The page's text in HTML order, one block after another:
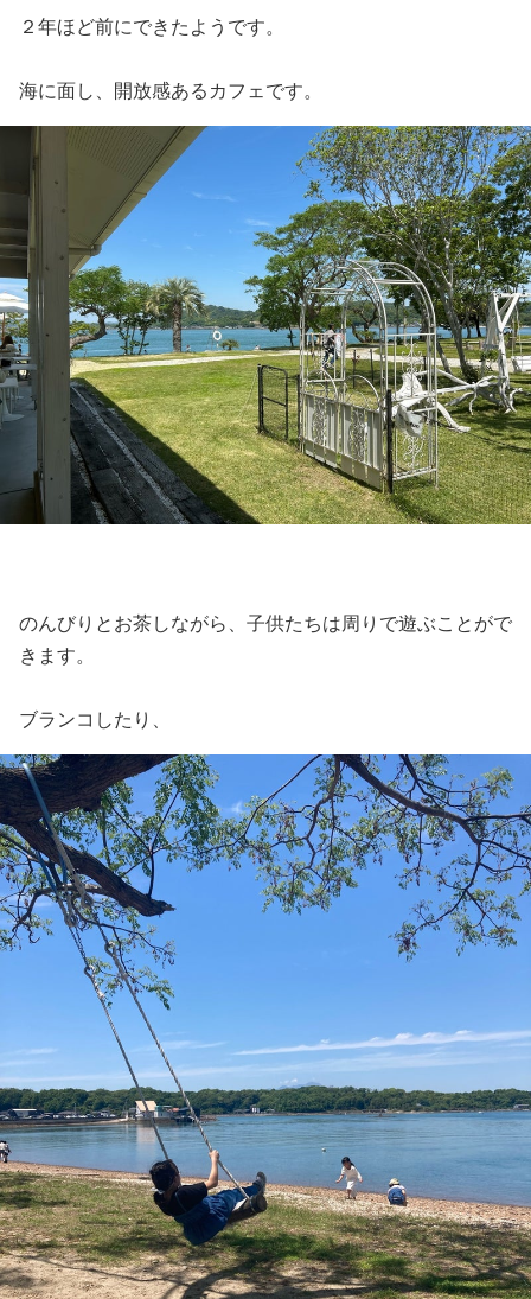
２年ほど前にできたようです。
海に面し、開放感あるカフェです。
のんびりとお茶しながら、子供たちは周りで遊ぶことがで
きます。
ブランコしたり、